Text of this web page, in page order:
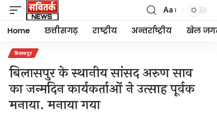
Font
Resizer
Aa
Home छत्तीसगढ़ राष्ट्रीय अन्तर्राष्ट्रीय खेल
बिलासपुर
बिलासपुर के स्थानीय सांसद अरुण साव
का जन्मदिन कार्यकर्ताओं ने उत्साह पूर्वक
मनाया. मनाया गया